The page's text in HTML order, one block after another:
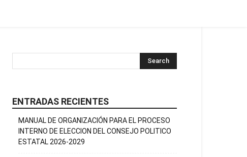
ENTRADAS RECIENTES
MANUAL DE ORGANIZACIÓN PARA EL PROCESO
INTERNO DE ELECCION DEL CONSEJO POLITICO
ESTATAL 2026-2029